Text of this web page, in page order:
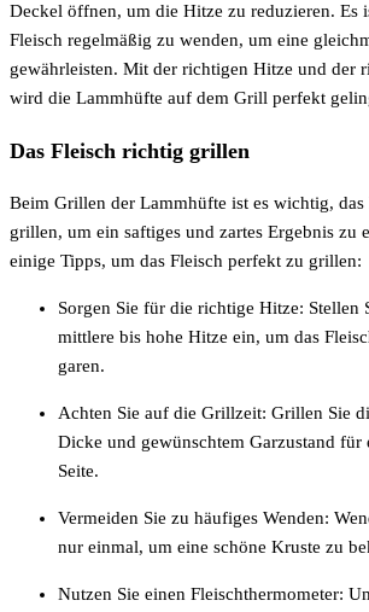
Deckel öffnen, um die Hitze zu reduzieren. Es
Fleisch regelmäßig zu wenden, um eine
gewährleisten. Mit der richtigen Hitze und der
wird die Lammhüfte auf dem Grill perfekt
Das Fleisch richtig grillen
Beim Grillen der Lammhüfte ist es wichtig,
grillen, um ein saftiges und zartes Ergebnis zu
einige Tipps, um das Fleisch perfekt zu grillen:
Sorgen Sie für die richtige Hitze: Stellen
mittlere bis hohe Hitze ein, um das
garen.
Achten Sie auf die Grillzeit: Grillen Sie
Dicke und gewünschtem Garzustand
Seite.
Vermeiden Sie zu häufiges Wenden:
nur einmal, um eine schöne Kruste zu
Nutzen Sie einen Fleischthermometer: